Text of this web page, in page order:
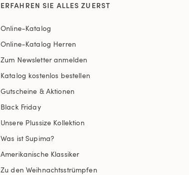
ERFAHREN SIE ALLES ZUERST
Online-Katalog
Online-Katalog Herren
Zum Newsletter anmelden
Katalog kostenlos bestellen
Gutscheine & Aktionen
Black Friday
Unsere Plussize Kollektion
Was ist Supima?
Amerikanische Klassiker
Zu den Weihnachtsstrümpfen